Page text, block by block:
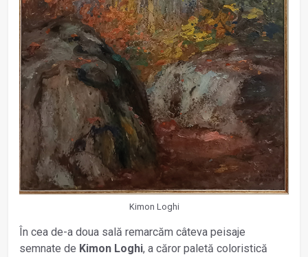
Kimon Loghi
În cea de-a doua sală remarcăm câteva peisaje
semnate de Kimon Loghi, a căror paletă coloristică